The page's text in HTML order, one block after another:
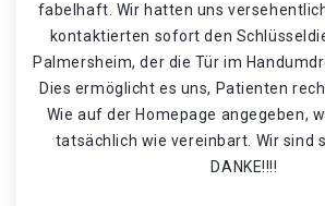
fabelhaft. Wir hatten uns
kontaktierten sofort den
Palmersheim, der die Tür im
Dies ermöglicht es uns, Patienten
Wie auf der Homepage angegeben,
tatsächlich wie vereinbart. Wir sind
DANKE!!!!